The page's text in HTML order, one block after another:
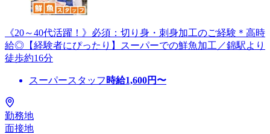
《20～40代活躍！》必須：切り身・刺身加工のご経験＊高時
給◎【経験者にぴったり】スーパーでの鮮魚加工／錦駅より
徒歩約16分
スーパースタッフ 時給1,600円〜
勤務地
面接地